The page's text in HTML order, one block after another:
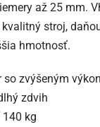
až 25 mm.
stroj,
hmotnosť.
zvýšeným
zdvih
kg